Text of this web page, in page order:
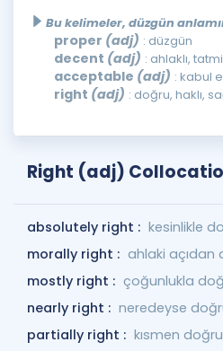
Bu kelimeler, düzgün
proper (adj) : düzgün
decent (adj) : ahlaklı,
acceptable (adj) : kabul
right (adj) : doğru, haklı,
Right (adj)
absolutely right : kesinlikle
morally right : ahlaki
mostly right : çoğunlukla
nearly right : neredeyse
partially right : kısmen doğru